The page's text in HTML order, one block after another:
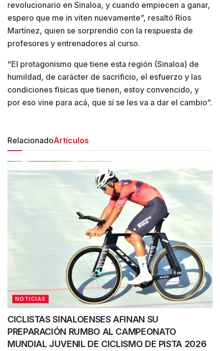
revolucionario en Sinaloa, y cuando empiecen a ganar,
espero que me in viten nuevamente”, resaltó Ríos
Martínez, quien se sorprendió con la respuesta de
profesores y entrenadores al curso.
“El protagonismo que tiene esta región (Sinaloa) de
humildad, de carácter de sacrificio, el esfuerzo y las
condiciones físicas que tienen, estoy convencido, y
por eso vine para acá, que sí se les va a dar el cambio”.
RelacionadoArtículos
NOTICIAS
CICLISTAS SINALOENSES AFINAN SU
PREPARACIÓN RUMBO AL CAMPEONATO
MUNDIAL JUVENIL DE CICLISMO DE PISTA 2026